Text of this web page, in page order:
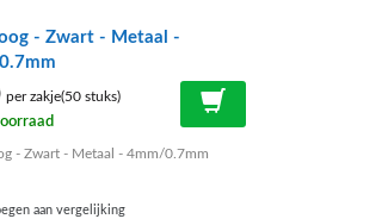
- Zwart - Metaal -
per zakje(50 stuks)
- Zwart - Metaal - 4mm/0.7mm
aan vergelijking